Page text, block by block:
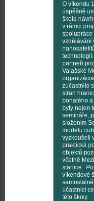
O víkendu
úspěšně
škola
v rámci
spolupráce
vzdělávání
partneři
Valašské
zúčastnilo
stran
bohatého
byly nejen
semináře,
složením
modelu
vyzkoušeli
praktická
objektů
včetně
stanice.
víkendové
účastníci
této školy.